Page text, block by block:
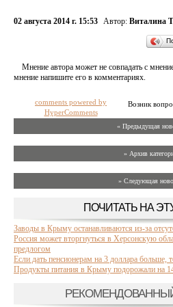
02 августа 2014 г. 15:53 Автор: Виталина
Мнение автора может не совпадать с
мнение напишите его в комментариях.
Возник
comments powered by
HyperComments
« Предыдущая
» Архив
» Следующая
ПОЧИТАТЬ НА
Заводы в Крыму останавливаются из-за
Россия может вторгнуться в Херсонскую
предлогом
Если дать пенсионерам на 3 доллара
Продукты питания в Крыму подорожали на